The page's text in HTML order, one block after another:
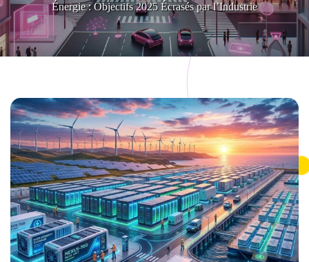
Énergie : Objectifs 2025 Écrasés par l’Industrie